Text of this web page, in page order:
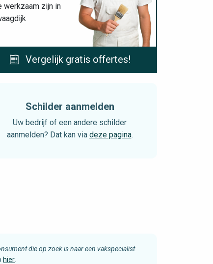
werkzaam zijn in
Vergelijk gratis offertes!
Schilder aanmelden
Uw bedrijf of een andere schilder
aanmelden? Dat kan via deze pagina.
die op zoek is naar een vakspecialist.
hier